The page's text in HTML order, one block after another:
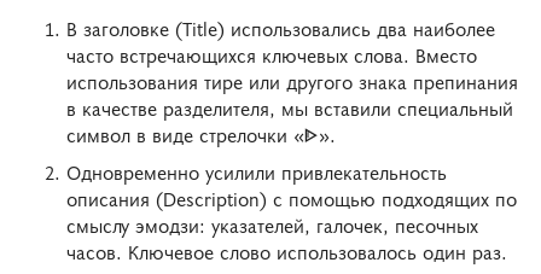
В заголовке (Title) использовались два наиболее
часто встречающихся ключевых слова. Вместо
использования тире или другого знака препинания
в качестве разделителя, мы вставили специальный
символ в виде стрелочки «ᐈ».
Одновременно усилили привлекательность
описания (Description) с помощью подходящих по
смыслу эмодзи: указателей, галочек, песочных
часов. Ключевое слово использовалось один раз.